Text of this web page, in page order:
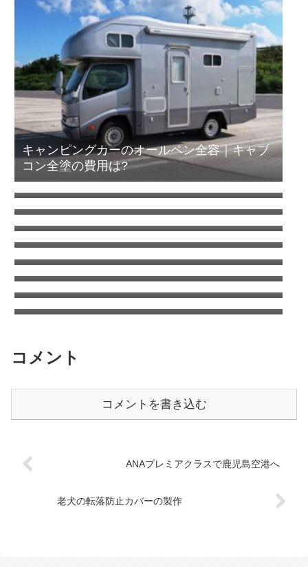
キャンピングカーのオールペン全容｜キャブ
コン全塗の費用は?
カムロードのタイヤはこれで決まり！デイブ
レイクのタイヤ交換
エアコン室外機がタイヤを劣化させる！オゾ
ンクラッキング
キャンピングカーの清水タンクを清掃（塩素
について考える）
コロナのウインドエアコンをキャンピングカ
ーに取り付け
ANAワイドゴールドVISA/MASTERはSFCに
切り替えても年会費追加徴収はなし
ANA国内線システムリニューアルでちょっと
得した話
タイヤをミシュランAGILISキャンピングに交
換 | キャンピングカーの乗り心地を改善する
方法
日本もここまで来たか車中泊は危険がいっぱ
い？
コメント
コメントを書き込む
ANAプレミアクラスで鹿児島空港へ
老犬の転落防止カバーの製作